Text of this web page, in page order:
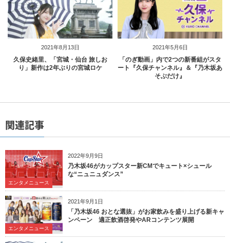
2021年8月13日
久保史緒里、「宮城・仙台 旅しお
り」新作は2年ぶりの宮城ロケ
2021年5月6日
「のぎ動画」内で2つの新番組がスタ
ート『久保チャンネル』＆『乃木坂あ
そぶだけ』
関連記事
2022年9月9日
エンタメニュース
乃木坂46がカップスター新CMでキュート×シュール
な“ニュニュダンス”
2021年9月1日
エンタメニュース
「乃木坂46 おとな選抜」がお家飲みを盛り上げる新キャ
ンペーン 適正飲酒啓発やARコンテンツ展開